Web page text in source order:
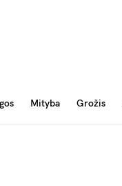
Mityba Grožis